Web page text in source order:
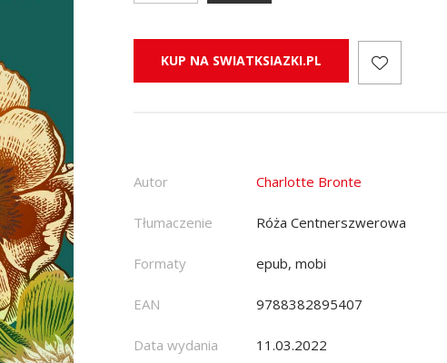
KUP NA SWIATKSIAZKI.PL
Autor Charlotte Bronte
Tłumaczenie Róża Centnerszwerowa
Formaty epub, mobi
EAN 9788382895407
Data wydania 11.03.2022